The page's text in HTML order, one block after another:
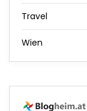
Travel
Wien